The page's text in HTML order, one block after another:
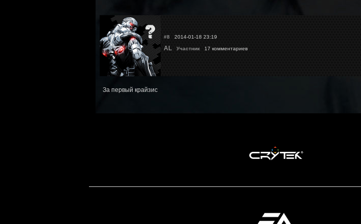
#8 2014-01-18 23:19
AL Участник17 комментариев
За первый крайзис